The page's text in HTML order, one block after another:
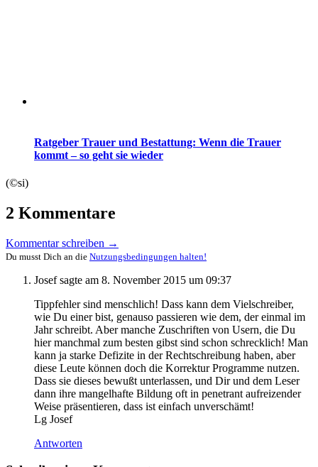
Ratgeber Trauer und Bestattung: Wenn die Trauer
kommt – so geht sie wieder
(©si)
2 Kommentare
Kommentar schreiben →
Du musst Dich an die Nutzungsbedingungen halten!
Josef sagte am 8. November 2015 um 09:37
Tippfehler sind menschlich! Dass kann dem Vielschreiber,
wie Du einer bist, genauso passieren wie dem, der einmal im
Jahr schreibt. Aber manche Zuschriften von Usern, die Du
hier manchmal zum besten gibst sind schon schrecklich! Man
kann ja starke Defizite in der Rechtschreibung haben, aber
diese Leute können doch die Korrektur Programme nutzen.
Dass sie dieses bewußt unterlassen, und Dir und dem Leser
dann ihre mangelhafte Bildung oft in penetrant aufreizender
Weise präsentieren, dass ist einfach unverschämt!
Lg Josef
Antworten